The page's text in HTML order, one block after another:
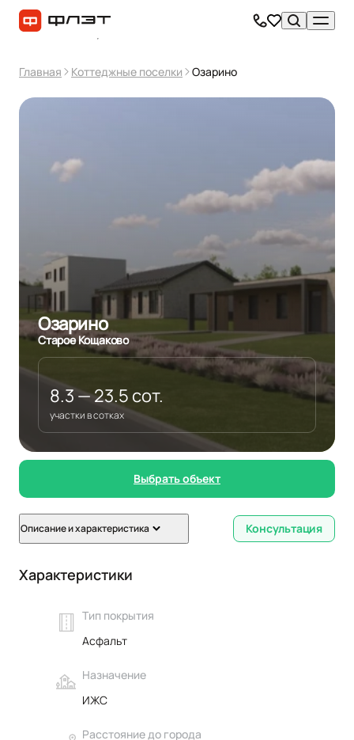
Главная Коттеджные поселки Озарино
Озарино
Старое Кощаково
8.3 — 23.5 сот.
участки в сотках
Выбрать объект
Описание и характеристика Консультация
Характеристики
Тип покрытия
Асфальт
Назначение
ИЖС
Расстояние до города